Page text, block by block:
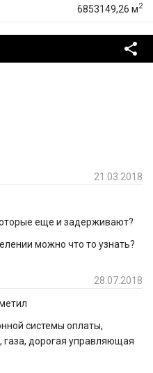
6853149,26 м2
21.03.2018
еще и задерживают?
можно что то узнать?
28.07.2018
системы оплаты,
газа, дорогая управляющая